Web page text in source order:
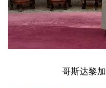
哥斯达黎